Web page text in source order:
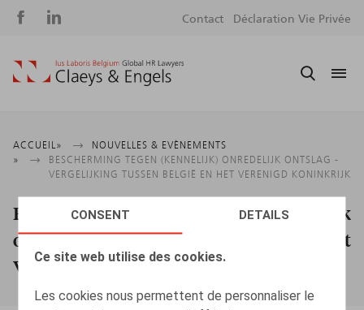
CONSENT DETAILS
Ce site web utilise des cookies.
Les cookies nous permettent de personnaliser le
Social
Contact Déclaration Vie Privée
Fil
d'Ariane
ACCUEIL
NOUVELLES & EVÈNEMENTS
BESCHERMING TEGEN (KENNELIJK) ONREDELIJK ONTSLAG -
VERGELIJKING TUSSEN BELGIË EN HET VERENIGD KONINKRIJK
Bescherming tegen (kennelijk) onredelijk
ontslag - Vergelijking tussen België en het
Verenigd Koninkrijk